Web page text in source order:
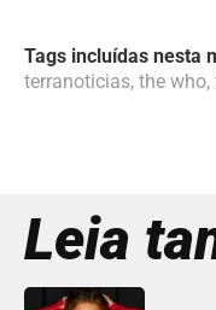
Tags incluídas nesta
terranoticias, the who,
Leia